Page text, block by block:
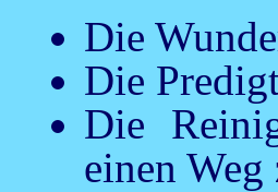
Die
Die
Die
einen